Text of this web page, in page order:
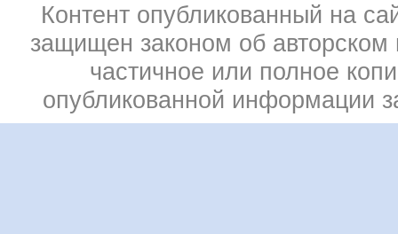
Контент опубликованный на
защищен законом об
частичное или полное
опубликованной информации